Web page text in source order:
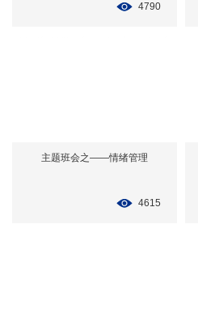
4790
主题班会之——情绪管理
4615